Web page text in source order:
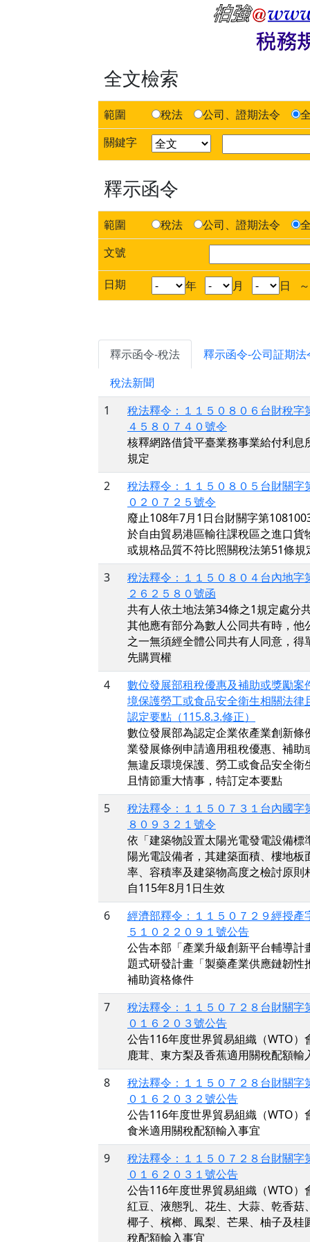
全文檢索
範圍 稅法 公司、證期法令
關鍵字
釋示函令
範圍 稅法 公司、證期法令
文號
日期 年 月 日
釋示函令-稅法
釋示函令-公司証期法
稅法新聞
1
稅法釋令：１１５０８０６台財稅字
４５８０７４０號令
核釋網路借貸平臺業務事業給付利息
規定
2
稅法釋令：１１５０８０５台財關字
０２０７２５號令
廢止108年7月1日台財關字第
於自由貿易港區輸往課稅區之進口貨
或規格品質不符比照關稅法第51條規
3
稅法釋令：１１５０８０４台內地字
２６２５８０號函
共有人依土地法第34條之1規定處分
其他應有部分為數人公同共有時，他
之一無須經全體公同共有人同意，得
先購買權
4
數位發展部租稅優惠及補助或獎勵案
境保護勞工或食品安全衛生相關法律
認定要點（115.8.3.修正）
數位發展部為認定企業依產業創新條
業發展條例申請適用租稅優惠、補助
無違反環境保護、勞工或食品安全衛
且情節重大情事，特訂定本要點
5
稅法釋令：１１５０７３１台內國字
８０９３２１號令
依「建築物設置太陽光電發電設備標
陽光電設備者，其建築面積、樓地板
率、容積率及建築物高度之檢討原則
自115年8月1日生效
6
經濟部釋令：１１５０７２９經授產
５１０２２０９１號公告
公告本部「產業升級創新平台輔導計
題式研發計畫「製藥產業供應鏈韌性
補助資格條件
7
稅法釋令：１１５０７２８台財關字
０１６２０３號公告
公告116年度世界貿易組織（WTO）
鹿茸、東方梨及香蕉適用關稅配額輸
8
稅法釋令：１１５０７２８台財關字
０１６２０３２號公告
公告116年度世界貿易組織（WTO）
食米適用關稅配額輸入事宜
9
稅法釋令：１１５０７２８台財關字
０１６２０３１號公告
公告116年度世界貿易組織（WTO）
紅豆、液態乳、花生、大蒜、乾香菇
椰子、檳榔、鳳梨、芒果、柚子及桂
稅配額輸入事宜